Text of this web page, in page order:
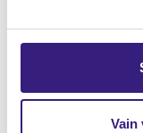
Vain